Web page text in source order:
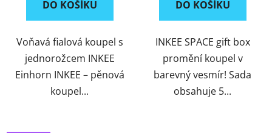
DO KOŠÍKU
Voňavá fialová koupel s
jednorožcem INKEE
Einhorn INKEE – pěnová
koupel...
DO KOŠÍKU
INKEE SPACE gift box
promění koupel v
barevný vesmír! Sada
obsahuje 5...